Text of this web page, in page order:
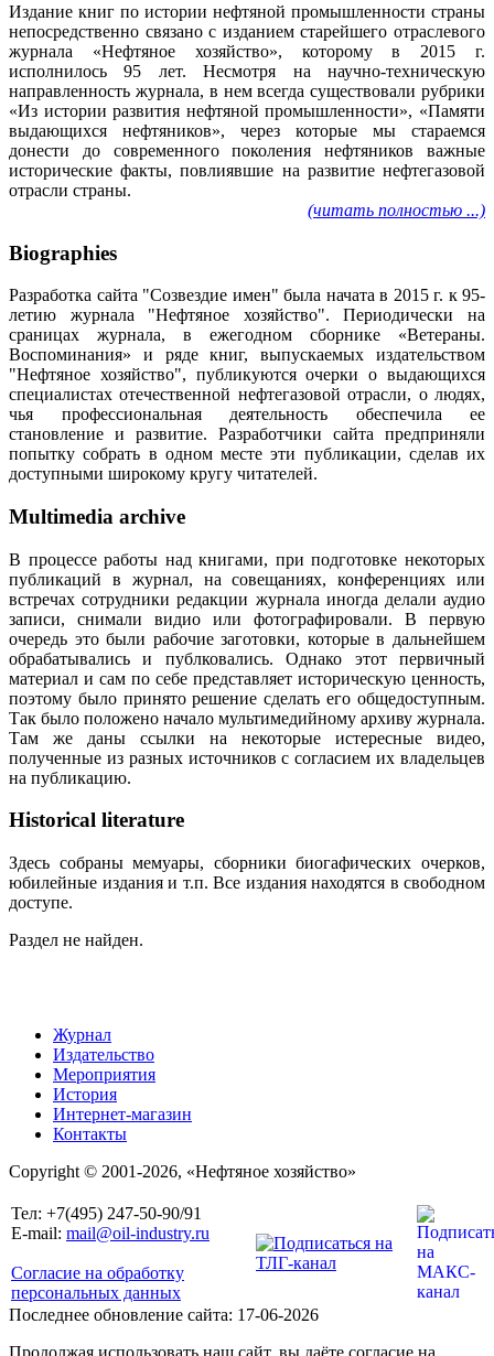
Издание книг по истории нефтяной промышленности страны
непосредственно связано с изданием старейшего отраслевого
журнала «Нефтяное хозяйство», которому в 2015 г.
исполнилось 95 лет. Несмотря на научно-техническую
направленность журнала, в нем всегда существовали рубрики
«Из истории развития нефтяной промышленности», «Памяти
выдающихся нефтяников», через которые мы стараемся
донести до современного поколения нефтяников важные
исторические факты, повлиявшие на развитие нефтегазовой
отрасли страны.
(читать полностью ...)
Biographies
Разработка сайта "Созвездие имен" была начата в 2015 г. к 95-
летию журнала "Нефтяное хозяйство". Периодически на
сраницах журнала, в ежегодном сборнике «Ветераны.
Воспоминания» и ряде книг, выпускаемых издательством
"Нефтяное хозяйство", публикуются очерки о выдающихся
специалистах отечественной нефтегазовой отрасли, о людях,
чья профессиональная деятельность обеспечила ее
становление и развитие. Разработчики сайта предприняли
попытку собрать в одном месте эти публикации, сделав их
доступными широкому кругу читателей.
Multimedia archive
В процессе работы над книгами, при подготовке некоторых
публикаций в журнал, на совещаниях, конференциях или
встречах сотрудники редакции журнала иногда делали аудио
записи, снимали видио или фотографировали. В первую
очередь это были рабочие заготовки, которые в дальнейшем
обрабатывались и публковались. Однако этот первичный
материал и сам по себе представляет историческую ценность,
поэтому было принято решение сделать его общедоступным.
Так было положено начало мультимедийному архиву журнала.
Там же даны ссылки на некоторые истересные видео,
полученные из разных источников с согласием их владельцев
на публикацию.
Historical literature
Здесь собраны мемуары, сборники биогафических очерков,
юбилейные издания и т.п. Все издания находятся в свободном
доступе.
Раздел не найден.
Журнал
Издательство
Мероприятия
История
Интернет-магазин
Контакты
Copyright © 2001-2026, «Нефтяное хозяйство»
Тел: +7(495) 247-50-90/91
E-mail: mail@oil-industry.ru
Согласие на обработку
персональных данных
Последнее обновление сайта: 17-06-2026